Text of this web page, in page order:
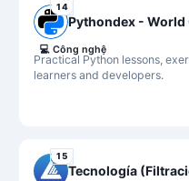
14
Practical Python lessons,
learners and developers.
💻 Công nghệ
15
Tecnología